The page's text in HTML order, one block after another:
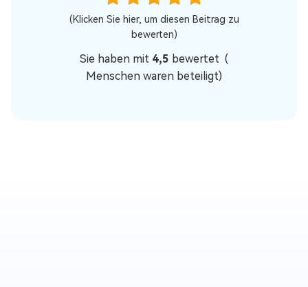
(Klicken Sie hier, um diesen Beitrag zu
bewerten)
Sie haben mit 4,5 bewertet (
Menschen waren beteiligt)